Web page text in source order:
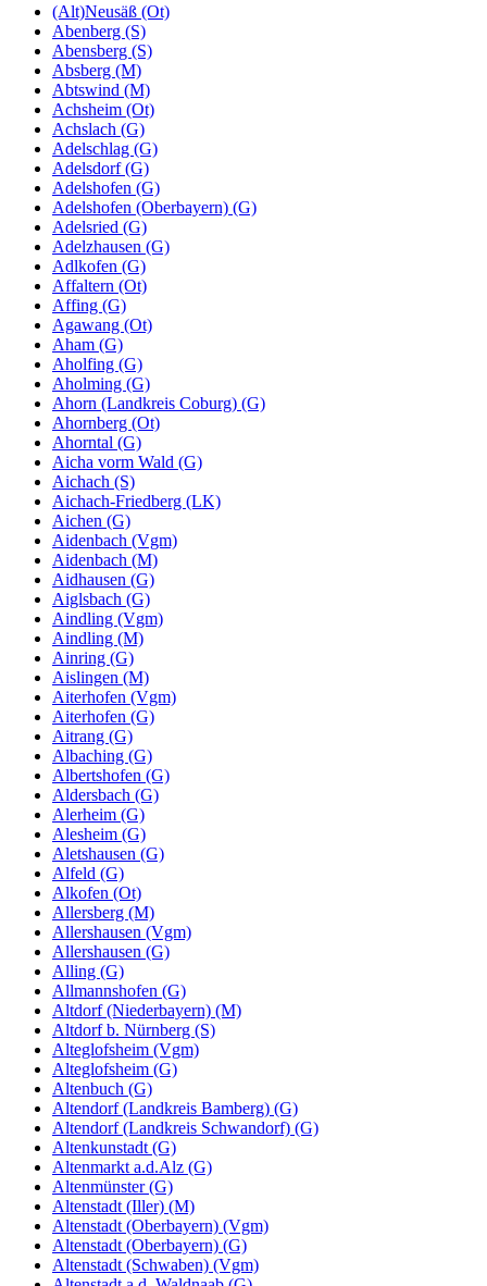
(Alt)Neusäß (Ot)
Abenberg (S)
Abensberg (S)
Absberg (M)
Abtswind (M)
Achsheim (Ot)
Achslach (G)
Adelschlag (G)
Adelsdorf (G)
Adelshofen (G)
Adelshofen (Oberbayern) (G)
Adelsried (G)
Adelzhausen (G)
Adlkofen (G)
Affaltern (Ot)
Affing (G)
Agawang (Ot)
Aham (G)
Aholfing (G)
Aholming (G)
Ahorn (Landkreis Coburg) (G)
Ahornberg (Ot)
Ahorntal (G)
Aicha vorm Wald (G)
Aichach (S)
Aichach-Friedberg (LK)
Aichen (G)
Aidenbach (Vgm)
Aidenbach (M)
Aidhausen (G)
Aiglsbach (G)
Aindling (Vgm)
Aindling (M)
Ainring (G)
Aislingen (M)
Aiterhofen (Vgm)
Aiterhofen (G)
Aitrang (G)
Albaching (G)
Albertshofen (G)
Aldersbach (G)
Alerheim (G)
Alesheim (G)
Aletshausen (G)
Alfeld (G)
Alkofen (Ot)
Allersberg (M)
Allershausen (Vgm)
Allershausen (G)
Alling (G)
Allmannshofen (G)
Altdorf (Niederbayern) (M)
Altdorf b. Nürnberg (S)
Alteglofsheim (Vgm)
Alteglofsheim (G)
Altenbuch (G)
Altendorf (Landkreis Bamberg) (G)
Altendorf (Landkreis Schwandorf) (G)
Altenkunstadt (G)
Altenmarkt a.d.Alz (G)
Altenmünster (G)
Altenstadt (Iller) (M)
Altenstadt (Oberbayern) (Vgm)
Altenstadt (Oberbayern) (G)
Altenstadt (Schwaben) (Vgm)